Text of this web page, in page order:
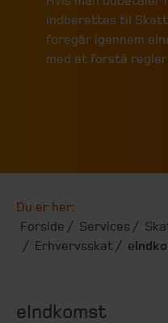
indberettes til
foregår igennem
med at forstå
Du er her:
Forside
Services
Erhvervsskat
eIndkomst